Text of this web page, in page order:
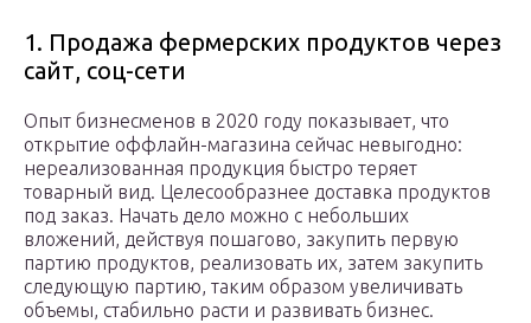
1. Продажа фермерских продуктов через
сайт, соц-сети
Опыт бизнесменов в 2020 году показывает, что
открытие оффлайн-магазина сейчас невыгодно:
нереализованная продукция быстро теряет
товарный вид. Целесообразнее доставка продуктов
под заказ. Начать дело можно с небольших
вложений, действуя пошагово, закупить первую
партию продуктов, реализовать их, затем закупить
следующую партию, таким образом увеличивать
объемы, стабильно расти и развивать бизнес.